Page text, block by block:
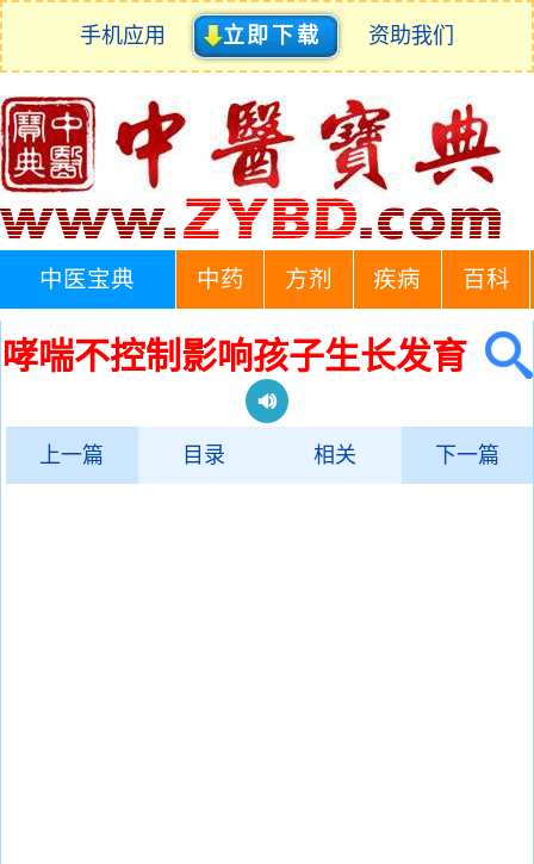
手机应用 立即下载 资助我们
中医宝典 中药 方剂 疾病 百科
哮喘不控制影响孩子生长发育
上一篇 目录 相关 下一篇